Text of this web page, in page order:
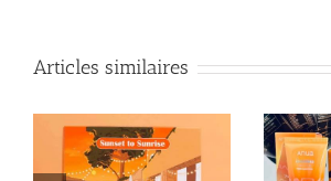
Articles similaires